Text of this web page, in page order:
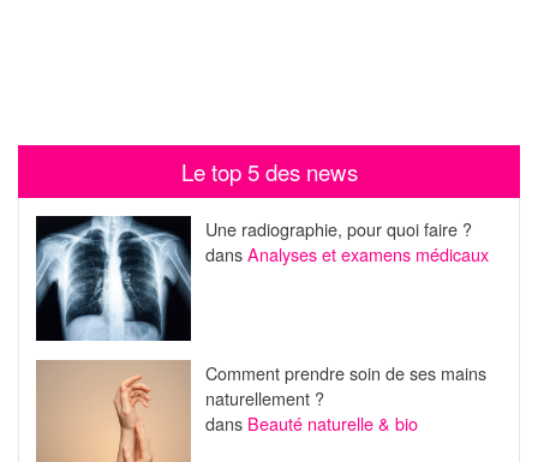
Le top 5 des news
Une radiographie, pour quoi faire ?
dansAnalyses et examens médicaux
Comment prendre soin de ses mains
naturellement ?
dans Beauté naturelle & bio